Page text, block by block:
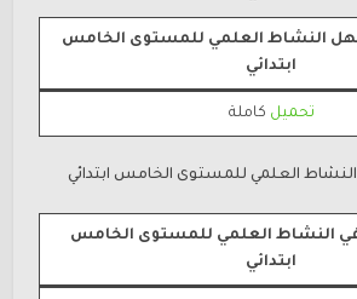
النشاط العلمي للمستوى الخامس
ابتدائي
تحميل كاملة
العلمي للمستوى الخامس ابتدائي
في النشاط العلمي للمستوى الخامس
ابتدائي